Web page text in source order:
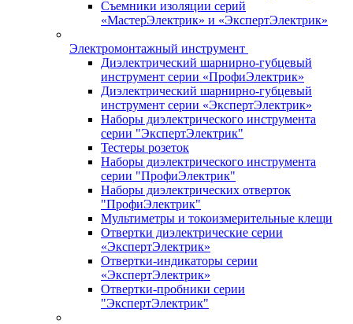
Съемники изоляции серий
«МастерЭлектрик» и «ЭкспертЭлектрик»
Электромонтажный инструмент
Диэлектрический шарнирно-губцевый
инструмент серии «ПрофиЭлектрик»
Диэлектрический шарнирно-губцевый
инструмент серии «ЭкспертЭлектрик»
Наборы диэлектрического инструмента
серии "ЭкспертЭлектрик"
Тестеры розеток
Наборы диэлектрического инструмента
серии "ПрофиЭлектрик"
Наборы диэлектрических отверток
"ПрофиЭлектрик"
Мультиметры и токоизмерительные клещи
Отвертки диэлектрические серии
«ЭкспертЭлектрик»
Отвертки-индикаторы серии
«ЭкспертЭлектрик»
Отвертки-пробники серии
"ЭкспертЭлектрик"